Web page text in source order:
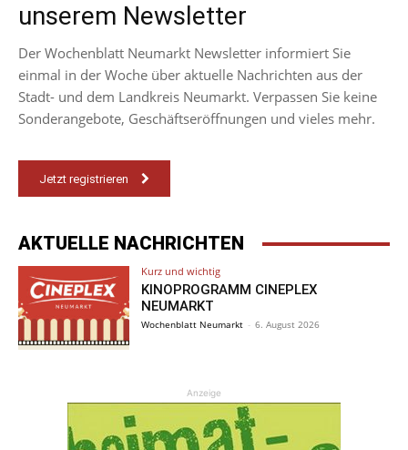
unserem Newsletter
Der Wochenblatt Neumarkt Newsletter informiert Sie
einmal in der Woche über aktuelle Nachrichten aus der
Stadt- und dem Landkreis Neumarkt. Verpassen Sie keine
Sonderangebote, Geschäftseröffnungen und vieles mehr.
Jetzt registrieren
AKTUELLE NACHRICHTEN
Kurz und wichtig
KINOPROGRAMM CINEPLEX
NEUMARKT
Wochenblatt Neumarkt - 6. August 2026
Anzeige